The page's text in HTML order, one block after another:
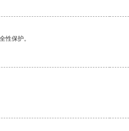
性保护。